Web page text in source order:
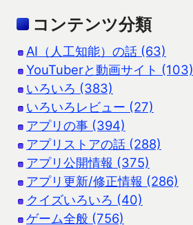
コンテンツ分類
AI（人工知能）の話 (63)
YouTuberと動画サイト (103)
いろいろ (383)
いろいろレビュー (27)
アプリの事 (394)
アプリストアの話 (288)
アプリ公開情報 (375)
アプリ更新/修正情報 (286)
クイズいろいろ (40)
ゲーム全般 (756)